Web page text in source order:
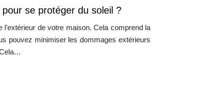
se protéger du soleil ?
l’extérieur de votre maison. Cela comprend la
pouvez minimiser les dommages extérieurs